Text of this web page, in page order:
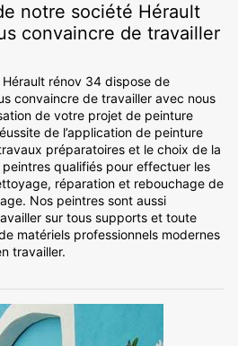
notre société Hérault
convaincre de travailler
rénov 34 dispose de
convaincre de travailler avec nous
de votre projet de peinture
de l’application de peinture
préparatoires et le choix de la
qualifiés pour effectuer les
réparation et rebouchage de
Nos peintres sont aussi
sur tous supports et toute
matériels professionnels modernes
travailler.